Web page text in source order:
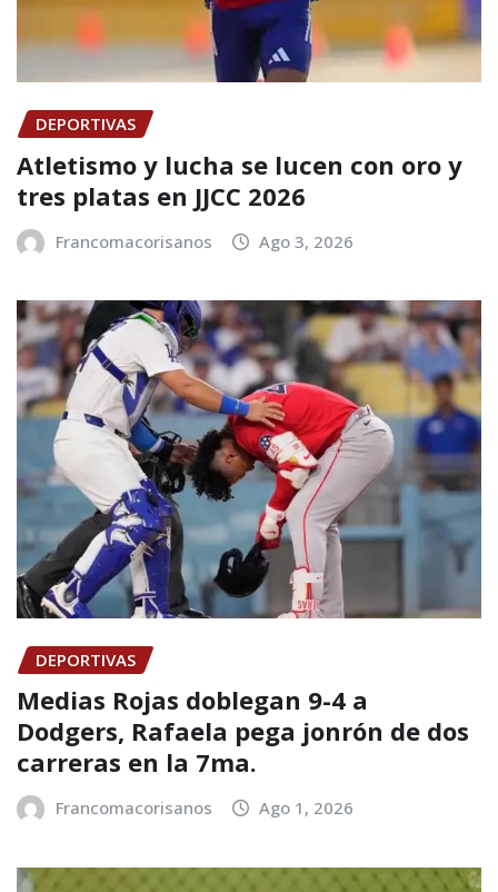
DEPORTIVAS
Atletismo y lucha se lucen con oro y
tres platas en JJCC 2026
Francomacorisanos Ago 3, 2026
DEPORTIVAS
Medias Rojas doblegan 9-4 a
Dodgers, Rafaela pega jonrón de dos
carreras en la 7ma.
Francomacorisanos Ago 1, 2026